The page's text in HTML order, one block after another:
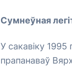
Сумнеўная
У сакавіку
прапанаваў